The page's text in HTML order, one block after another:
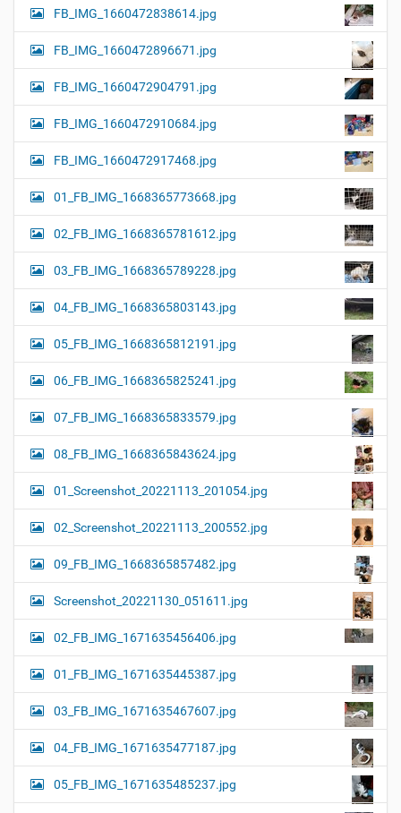
FB_IMG_1660472838614.jpg
FB_IMG_1660472896671.jpg
FB_IMG_1660472904791.jpg
FB_IMG_1660472910684.jpg
FB_IMG_1660472917468.jpg
01_FB_IMG_1668365773668.jpg
02_FB_IMG_1668365781612.jpg
03_FB_IMG_1668365789228.jpg
04_FB_IMG_1668365803143.jpg
05_FB_IMG_1668365812191.jpg
06_FB_IMG_1668365825241.jpg
07_FB_IMG_1668365833579.jpg
08_FB_IMG_1668365843624.jpg
01_Screenshot_20221113_201054.jpg
02_Screenshot_20221113_200552.jpg
09_FB_IMG_1668365857482.jpg
Screenshot_20221130_051611.jpg
02_FB_IMG_1671635456406.jpg
01_FB_IMG_1671635445387.jpg
03_FB_IMG_1671635467607.jpg
04_FB_IMG_1671635477187.jpg
05_FB_IMG_1671635485237.jpg